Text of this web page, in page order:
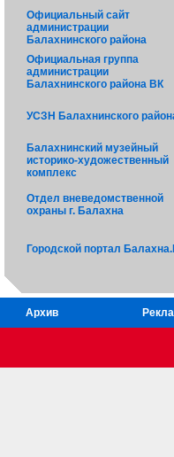
Официальный сайт
администрации
Балахнинского района
Официальная группа
администрации
Балахнинского района ВК
УСЗН Балахнинского
Балахнинский музейный
историко-художественный
комплекс
Отдел вневедомственной
охраны г. Балахна
Городской портал
Архив